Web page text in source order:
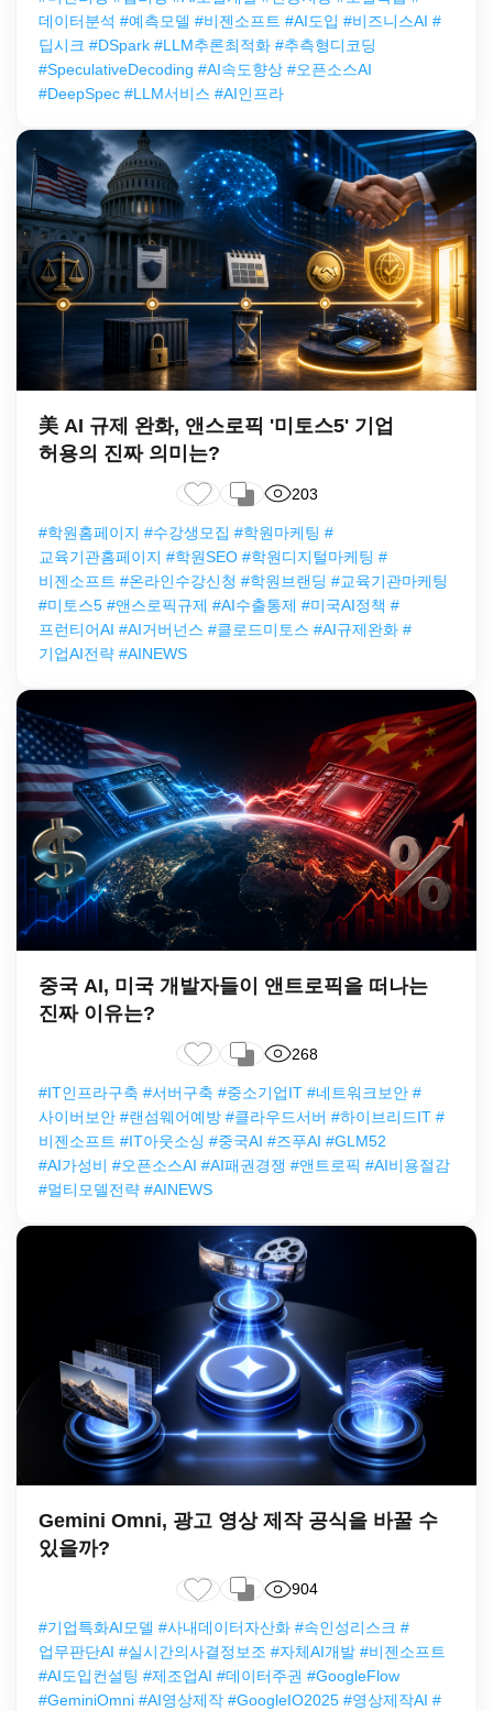
데이터분석 #예측모델 #비젠소프트 #AI도입 #비즈니스AI #
딥시크 #DSpark #LLM추론최적화 #추측형디코딩
#SpeculativeDecoding #AI속도향상 #오픈소스AI
#DeepSpec #LLM서비스 #AI인프라
美 AI 규제 완화, 앤스로픽 '미토스5' 기업
허용의 진짜 의미는?
203
#학원홈페이지 #수강생모집 #학원마케팅 #
교육기관홈페이지 #학원SEO #학원디지털마케팅 #
비젠소프트 #온라인수강신청 #학원브랜딩 #교육기관마케팅
#미토스5 #앤스로픽규제 #AI수출통제 #미국AI정책 #
프런티어AI #AI거버넌스 #클로드미토스 #AI규제완화 #
기업AI전략 #AINEWS
중국 AI, 미국 개발자들이 앤트로픽을 떠나는
진짜 이유는?
268
#IT인프라구축 #서버구축 #중소기업IT #네트워크보안 #
사이버보안 #랜섬웨어예방 #클라우드서버 #하이브리드IT #
비젠소프트 #IT아웃소싱 #중국AI #즈푸AI #GLM52
#AI가성비 #오픈소스AI #AI패권경쟁 #앤트로픽 #AI비용절감
#멀티모델전략 #AINEWS
Gemini Omni, 광고 영상 제작 공식을 바꿀 수
있을까?
904
#기업특화AI모델 #사내데이터자산화 #속인성리스크 #
업무판단AI #실시간의사결정보조 #자체AI개발 #비젠소프트
#AI도입컨설팅 #제조업AI #데이터주권 #GoogleFlow
#GeminiOmni #AI영상제작 #GoogleIO2025 #영상제작AI #